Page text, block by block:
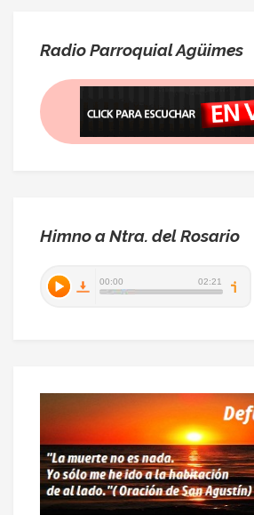
Radio Parroquial Agüimes
Himno a Ntra. del Rosario